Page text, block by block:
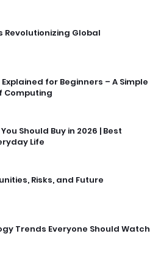
Revolutionizing Global
for Beginners – A Simple
Computing
Should Buy in 2026 | Best
Life
Risks, and Future
Trends Everyone Should Watch